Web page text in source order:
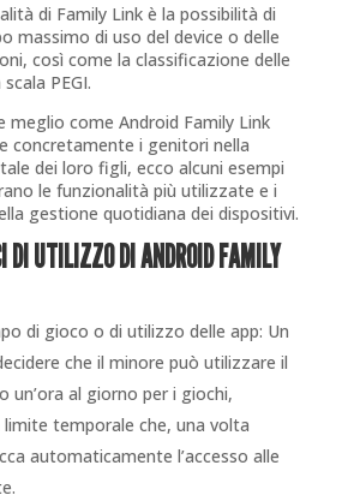
di Family Link è la possibilità di
massimo di uso del device o delle
così come la classificazione delle
PEGI.
meglio come Android Family Link
concretamente i genitori nella
dei loro figli, ecco alcuni esempi
le funzionalità più utilizzate e i
gestione quotidiana dei dispositivi.
DI UTILIZZO DI ANDROID FAMILY
di gioco o di utilizzo delle app: Un
che il minore può utilizzare il
un’ora al giorno per i giochi,
temporale che, una volta
automaticamente l’accesso alle